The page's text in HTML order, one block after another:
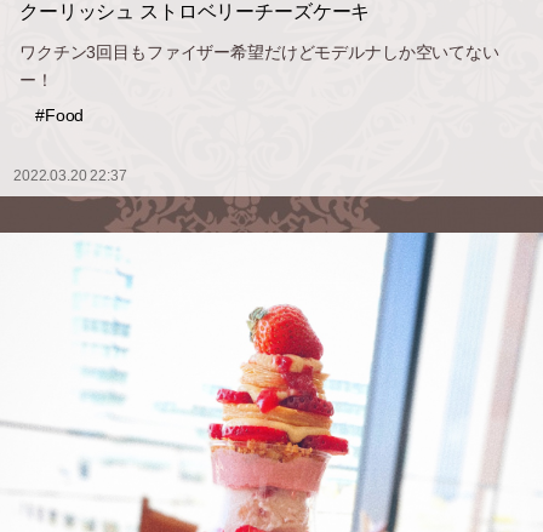
クーリッシュ ストロベリーチーズケーキ
ワクチン3回目もファイザー希望だけどモデルナしか空いてない
ー！
#Food
2022.03.20 22:37